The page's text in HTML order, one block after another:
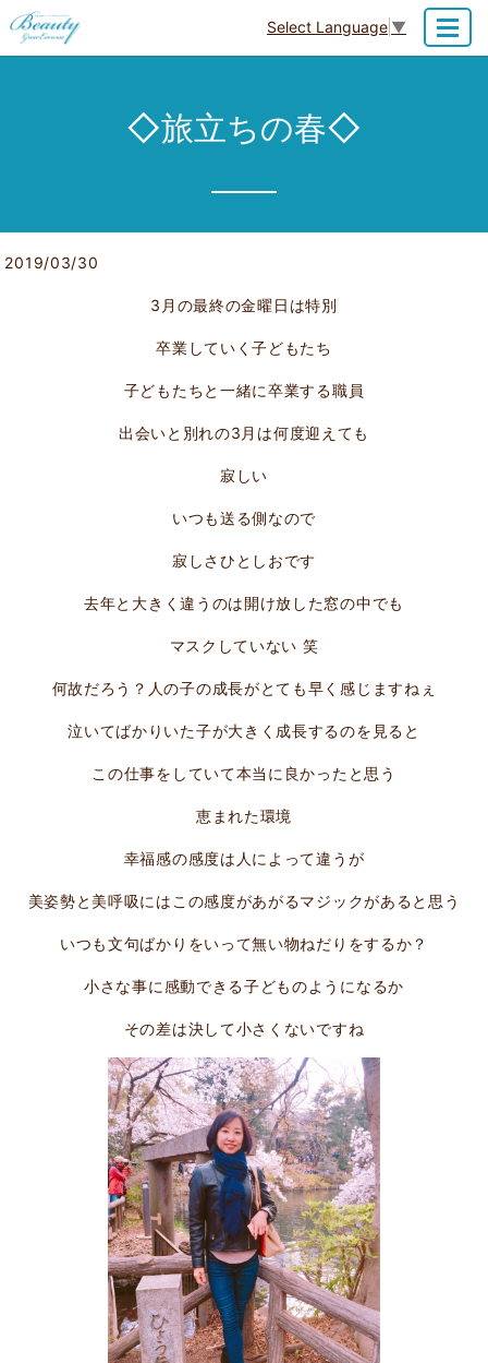
Select Language ▼
◇旅立ちの春◇
2019/03/30
3月の最終の金曜日は特別
卒業していく子どもたち
子どもたちと一緒に卒業する職員
出会いと別れの3月は何度迎えても
寂しい
いつも送る側なので
寂しさひとしおです
去年と大きく違うのは開け放した窓の中でも
マスクしていない 笑
何故だろう？人の子の成長がとても早く感じますねぇ
泣いてばかりいた子が大きく成長するのを見ると
この仕事をしていて本当に良かったと思う
恵まれた環境
幸福感の感度は人によって違うが
美姿勢と美呼吸にはこの感度があがるマジックがあると思う
いつも文句ばかりをいって無い物ねだりをするか？
小さな事に感動できる子どものようになるか
その差は決して小さくないですね